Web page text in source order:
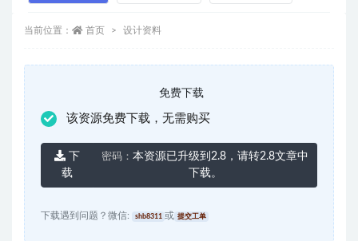
当前位置： 首页 设计资料
免费下载
该资源免费下载，无需购买
下
载
密码：本资源已升级到2.8，请转2.8文章中
下载。
下载遇到问题？微信: shb8311 或 提交工单